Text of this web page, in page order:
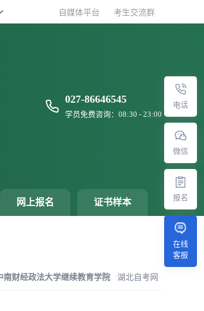
自媒体平台 考生交流群
027-86646545
学员免费咨询：08:30 - 23:00
网上报名 证书样本
电话
微信
报名
在线
客服
南财经政法大学继续教育学院 湖北自考网
自媒体平台 考生交流群